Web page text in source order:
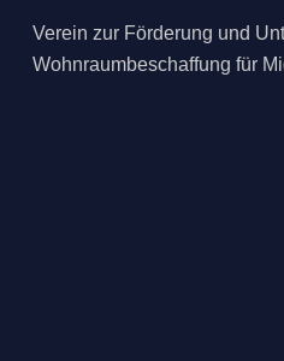
Verein zur Förderung und
Wohnraumbeschaffung für